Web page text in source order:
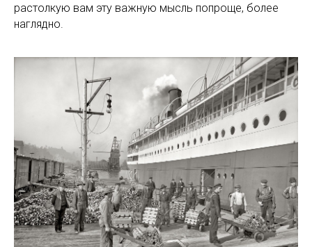
растолкую вам эту важную мысль попроще, более
наглядно.